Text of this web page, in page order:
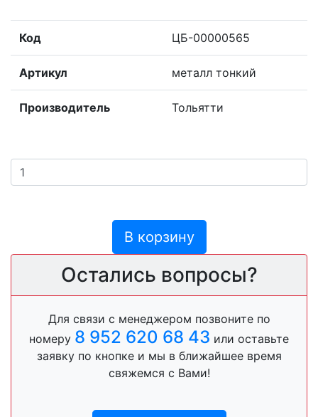
Код ЦБ-00000565
Артикул металл тонкий
Производитель Тольятти
В корзину
Остались вопросы?
Для связи с менеджером позвоните по
номеру 8 952 620 68 43 или оставьте
заявку по кнопке и мы в ближайшее время
свяжемся с Вами!